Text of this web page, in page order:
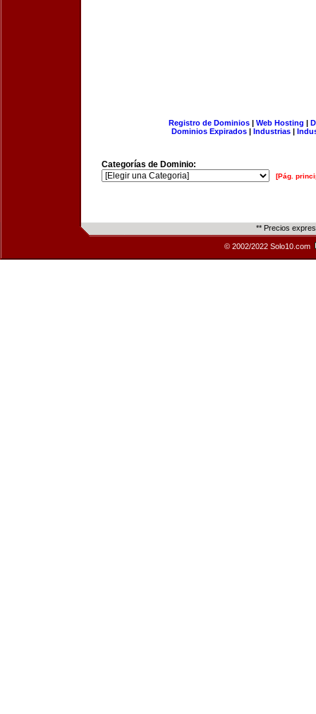
Registro de Dominios| Web Hosting |
Dominios Expirados | Industrias |
Categorías de Dominio:
[Pág.
** Precios
© 2002/2022 Solo10.com